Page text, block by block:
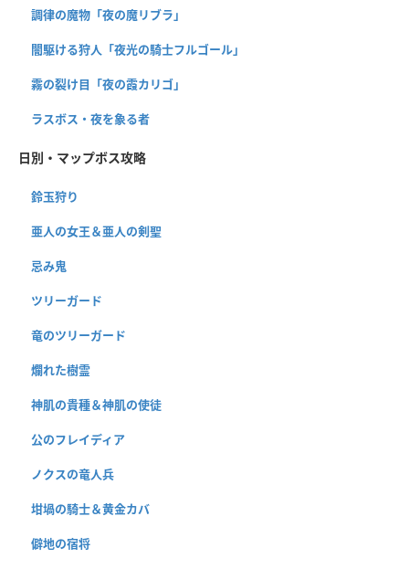
調律の魔物「夜の魔リブラ」
闇駆ける狩人「夜光の騎士フルゴール」
霧の裂け目「夜の霞カリゴ」
ラスボス・夜を象る者
日別・マップボス攻略
鈴玉狩り
亜人の女王＆亜人の剣聖
忌み鬼
ツリーガード
竜のツリーガード
爛れた樹霊
神肌の貴種＆神肌の使徒
公のフレイディア
ノクスの竜人兵
坩堝の騎士＆黄金カバ
僻地の宿将